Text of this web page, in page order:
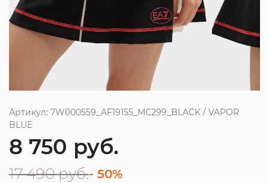
Артикул: 7W000559_AF19155_MC299_BLACK / VAPOR
BLUE
8 750 руб.
17 490 руб.- 50%